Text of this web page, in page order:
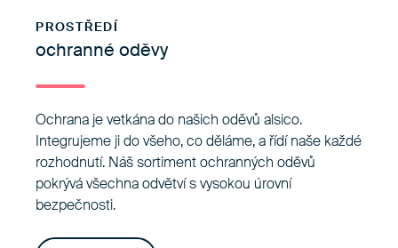
PROSTŘEDÍ
ochranné oděvy
Ochrana je vetkána do našich oděvů alsico.
Integrujeme ji do všeho, co děláme, a řídí naše každé
rozhodnutí. Náš sortiment ochranných oděvů
pokrývá všechna odvětví s vysokou úrovní
bezpečnosti.